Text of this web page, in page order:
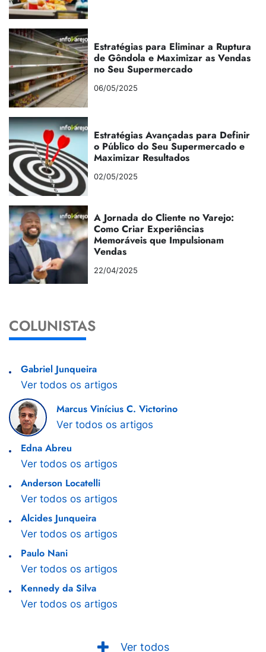
Estratégias para Eliminar a Ruptura
de Gôndola e Maximizar as Vendas
no Seu Supermercado
06/05/2025
Estratégias Avançadas para Definir
o Público do Seu Supermercado e
Maximizar Resultados
02/05/2025
A Jornada do Cliente no Varejo:
Como Criar Experiências
Memoráveis que Impulsionam
Vendas
22/04/2025
COLUNISTAS
Gabriel Junqueira
Ver todos os artigos
Marcus Vinícius C. Victorino
Ver todos os artigos
Edna Abreu
Ver todos os artigos
Anderson Locatelli
Ver todos os artigos
Alcides Junqueira
Ver todos os artigos
Paulo Nani
Ver todos os artigos
Kennedy da Silva
Ver todos os artigos
Ver todos